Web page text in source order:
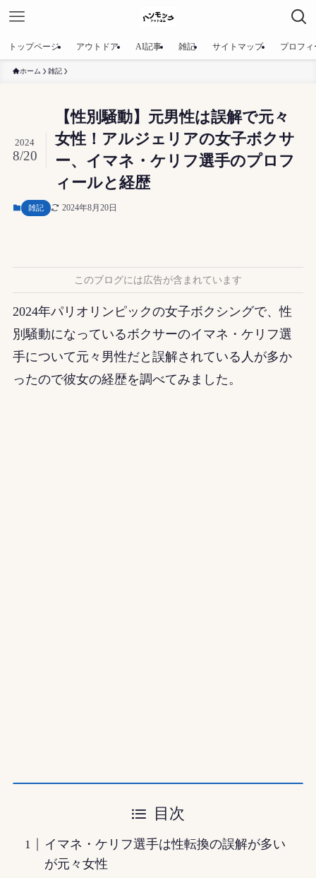
トップページ アウトドア AI記事 雑記 サイトマップ プロフィ
ホーム 雑記
【性別騒動】元男性は誤解で元々
女性！アルジェリアの女子ボクサ
ー、イマネ・ケリフ選手のプロフ
ィールと経歴
2024
8/20
雑記 2024年8月20日
このブログには広告が含まれています
2024年パリオリンピックの女子ボクシングで、性
別騒動になっているボクサーのイマネ・ケリフ選
手について元々男性だと誤解されている人が多か
ったので彼女の経歴を調べてみました。
目次
イマネ・ケリフ選手は性転換の誤解が多い
が元々女性